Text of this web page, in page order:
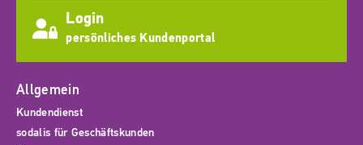
Login
persönliches Kundenportal
Allgemein
Kundendienst
sodalis für Geschäftskunden